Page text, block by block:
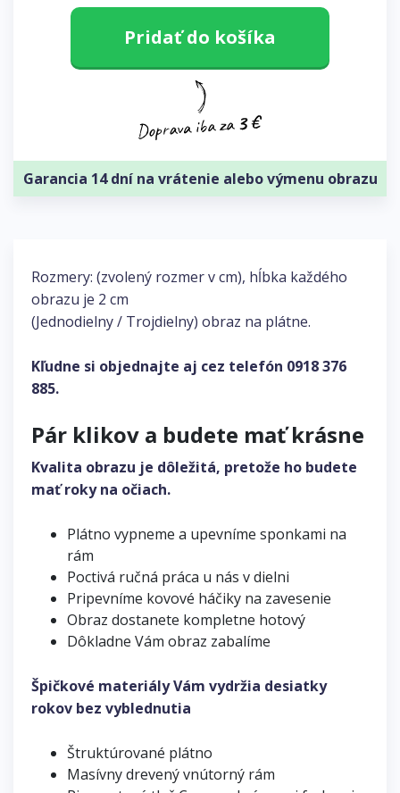
Rozmery: (zvolený rozmer v cm), hĺbka každého
obrazu je 2 cm
(Jednodielny / Trojdielny) obraz na plátne.
Kľudne si objednajte aj cez telefón 0918 376
885.
Pár klikov a budete mať krásne
Kvalita obrazu je dôležitá, pretože ho budete
mať roky na očiach.
Plátno vypneme a upevníme sponkami na
rám
Poctivá ručná práca u nás v dielni
Pripevníme kovové háčiky na zavesenie
Obraz dostanete kompletne hotový
Dôkladne Vám obraz zabalíme
Špičkové materiály Vám vydržia desiatky
rokov bez vyblednutia
Štruktúrované plátno
Masívny drevený vnútorný rám
Pridať do košíka
Garancia 14 dní na vrátenie alebo výmenu obrazu